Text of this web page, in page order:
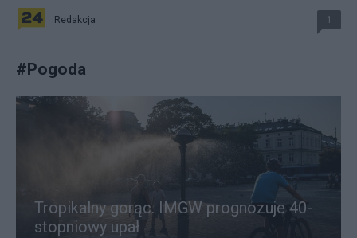
Redakcja 1
#Pogoda
Tropikalny gorąc. IMGW prognozuje 40-
stopniowy upał